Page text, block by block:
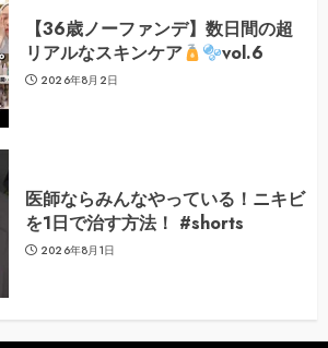
【36歳ノーファンデ】数日間の超
リアルなスキンケア
vol.6
2026年8月2日
医師ならみんなやっている！ニキビ
を1日で治す方法！ #shorts
2026年8月1日